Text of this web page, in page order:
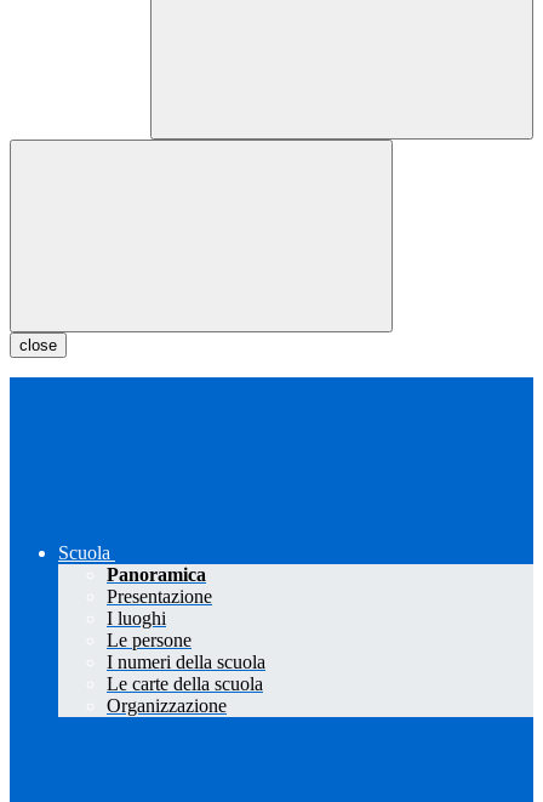
close
Scuola
Panoramica
Presentazione
I luoghi
Le persone
I numeri della scuola
Le carte della scuola
Organizzazione